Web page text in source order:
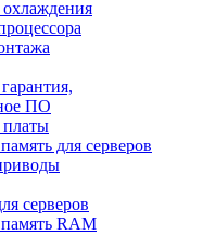
ПО
для серверов
серверов
RAM